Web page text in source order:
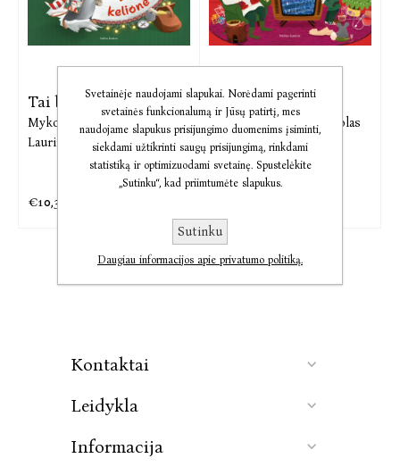
Tai bent kelionė
Mykolas Vildžiūnas,
Povilas
Laurinkus
€10,33
Tai bent knyga
Povilas Laurinkus, Mykolas
Vildžiūnas,Marija
Judzentavičiūtė
Kontaktai
Leidykla
Informacija
Svetainėje naudojami slapukai. Norėdami pagerinti
svetainės funkcionalumą ir Jūsų patirtį, mes
naudojame slapukus prisijungimo duomenims įsiminti,
siekdami užtikrinti saugų prisijungimą, rinkdami
statistiką ir optimizuodami svetainę. Spustelėkite
„Sutinku“, kad priimtumėte slapukus.
Sutinku
Daugiau informacijos apie privatumo politiką.